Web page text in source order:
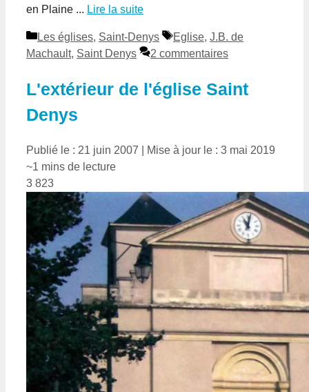
en Plaine ... Lire la suite
Catégories
Les églises, Saint-Denys Étiquettes
Eglise, J.B. de
Machault, Saint Denys 2 commentaires
L'extérieur de l'église Saint
Denys
Publié le : 21 juin 2007
Mise à jour le : 3 mai 2019
~1 mins de lecture
3 823